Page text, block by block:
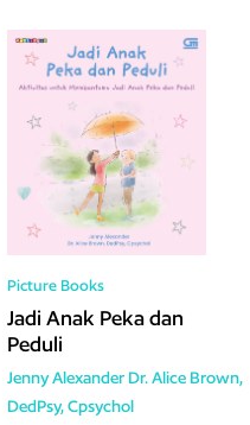
Picture Books
Jadi Anak Peka dan
Peduli
Jenny Alexander Dr. Alice Brown,
DedPsy, Cpsychol